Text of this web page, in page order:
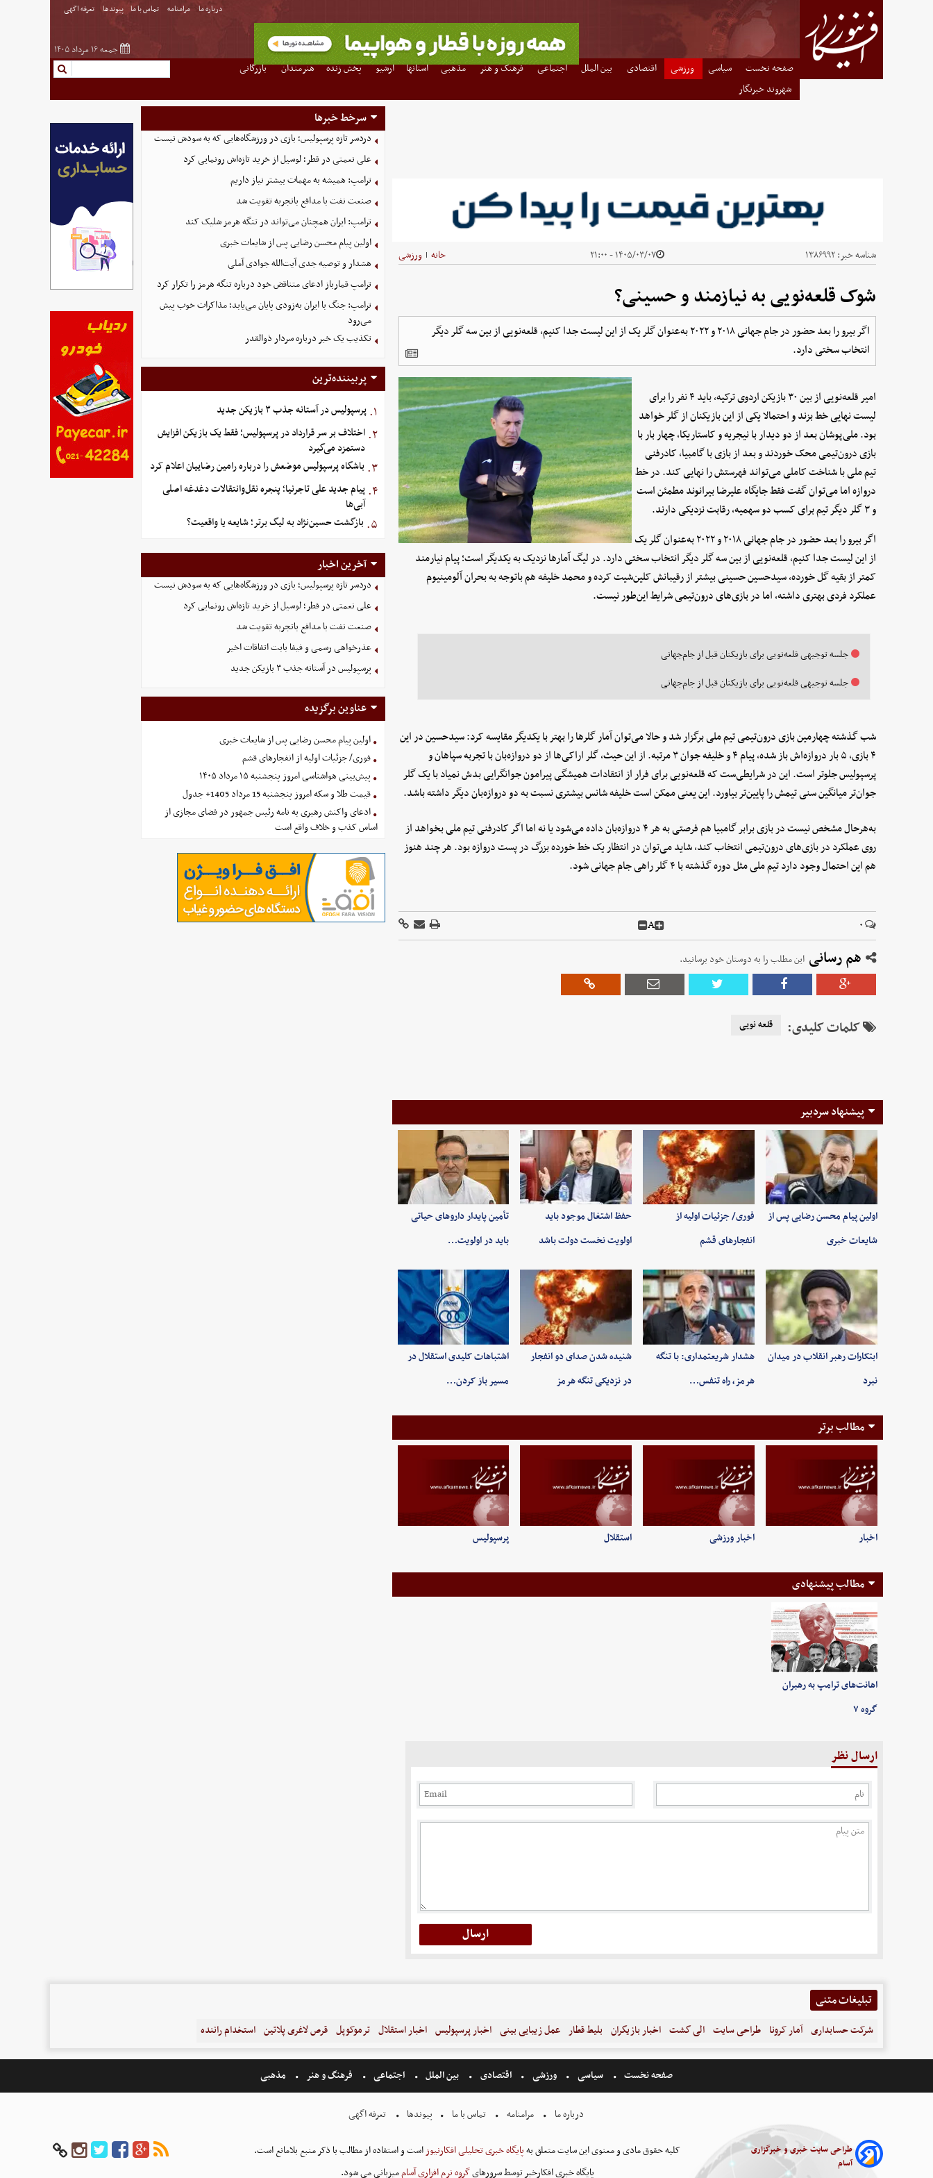
درباره ما مرامنامه تماس با ما پیوندها تعرفه اگهی
جمعه ۱۶ مرداد ۱۴۰۵
صفحه نخست سیاسی ورزشی اقتصادی بین الملل اجتماعی فرهنگ و هنر مذهبی استانها آرشیو پخش زنده هنرمندان
بازرگانی
شهروند خبرنگار
شناسه خبر:۱۳۸۶۹۹۲ ۱۴۰۵/۰۳/۰۷ - ۲۱:۰۰ خانه | ورزشی
شوک قلعه‌نویی به نیازمند و حسینی؟
اگر بیرو را بعد حضور در جام جهانی ۲۰۱۸ و ۲۰۲۲ به‌عنوان گلر یک از این لیست جدا کنیم، قلعه‌نویی از بین سه گلر دیگر
انتخاب سختی دارد.
امیر قلعه‌نویی از بین ۳۰ بازیکن اردوی ترکیه، باید ۴ نفر را برای
لیست نهایی خط بزند و احتمالا یکی از این بازیکنان از گلر خواهد
بود. ملی‌پوشان بعد از دو دیدار با نیجریه و کاستاریکا، چهار بار با
بازی درون‌تیمی محک خوردند و بعد از بازی با گامبیا، کادرفنی
تیم ملی با شناخت کاملی می‌تواند فهرستش را نهایی کند. در خط
دروازه اما می‌توان گفت فقط جایگاه علیرضا بیرانوند مطمئن است
و ۳ گلر دیگر تیم برای کسب دو سهمیه، رقابت نزدیکی دارند.
اگر بیرو را بعد حضور در جام جهانی ۲۰۱۸ و ۲۰۲۲ به‌عنوان گلر یک
از این لیست جدا کنیم، قلعه‌نویی از بین سه گلر دیگر انتخاب سختی دارد. در لیگ آمارها نزدیک به یکدیگر است؛ پیام نیارمند
کمتر از بقیه گل خورده، سیدحسین حسینی بیشتر از رقیبانش کلین‌شیت کرده و محمد خلیفه هم باتوجه به بحران آلومینیوم
عملکرد فردی بهتری داشته، اما در بازی‌های درون‌تیمی شرایط این‌طور نیست.
جلسه توجیهی قلعه‌نویی برای بازیکنان قبل از جام‌جهانی
جلسه توجیهی قلعه‌نویی برای بازیکنان قبل از جام‌جهانی
شب گذشته چهارمین بازی درون‌تیمی تیم ملی برگزار شد و حالا می‌توان آمار گلرها را بهتر با یکدیگر مقایسه کرد: سیدحسین در این
۴ بازی، ۵ بار دروازه‌اش باز شده، پیام ۴ و خلیفه جوان ۳ مرتبه. از این حیث، گلر اراکی‌ها از دو دروازه‌بان با تجربه سپاهان و
پرسپولیس جلوتر است. این در شرایطی‌ست که قلعه‌نویی برای فرار از انتقادات همیشگی پیرامون جوانگرایی بدش نمیاد با یک گلر
جوان‌تر میانگین سنی تیمش را پایین‌تر بیاورد. این یعنی ممکن است خلیفه شانس بیشتری نسبت به دو دروازه‌بان دیگر داشته باشد.
به‌هرحال مشخص نیست در بازی برابر گامبیا هم فرصتی به هر ۴ دروازه‌بان داده می‌شود یا نه اما اگر کادرفنی تیم ملی بخواهد از
روی عملکرد در بازی‌های درون‌تیمی انتخاب کند، شاید می‌توان در انتظار یک خط خورده بزرگ در پست دروازه بود. هر چند هنوز
هم این احتمال وجود دارد تیم ملی مثل دوره گذشته با ۴ گلر راهی جام جهانی شود.
۰ A
هم رسانی این مطلب را به دوستان خود برسانید.
کلمات کلیدی: قلعه نویی
پیشنهاد سردبیر
اولین پیام محسن رضایی پس از
شایعات خبری
فوری/ جزئیات اولیه از
انفجارهای قشم
حفظ اشتغال موجود باید
اولویت نخست دولت باشد
تأمین پایدار داروهای حیاتی
باید در اولویت…
ابتکارات رهبر انقلاب در میدان
نبرد
هشدار شریعتمداری: با تنگه
هرمز، راه تنفس…
شنیده شدن صدای دو انفجار
در نزدیکی تنگه هرمز
اشتباهات کلیدی استقلال در
مسیر باز کردن…
مطالب برتر
اخبار اخبار ورزشی استقلال پرسپولیس
مطالب پیشنهادی
اهانت‌های ترامپ به رهبران
گروه ۷
ارسال نظر
سرخط خبرها
دردسر تازه پرسپولیس؛ بازی در ورزشگاه‌هایی که به سودش نیست
علی نعمتی در قطر؛ لوسیل از خرید تازه‌اش رونمایی کرد
ترامپ: همیشه به مهمات بیشتر نیاز داریم
صنعت نفت با مدافع باتجربه تقویت شد
ترامپ: ایران همچنان می‌تواند در تنگه هرمز شلیک کند
اولین پیام محسن رضایی پس از شایعات خبری
هشدار و توصیه جدی آیت‌الله جوادی آملی
ترامپ قمارباز ادعای متناقض خود درباره تنگه هرمز را تکرار کرد
ترامپ: جنگ با ایران به‌زودی پایان می‌یابد؛ مذاکرات خوب پیش
می‌رود
تکذیب یک خبر درباره سردار ذوالقدر
پربیننده‌ترین
۱. پرسپولیس در آستانه جذب ۳ بازیکن جدید
۲. اختلاف بر سر قرارداد در پرسپولیس؛ فقط یک بازیکن افزایش
دستمزد می‌گیرد
۳. باشگاه پرسپولیس موضعش را درباره رامین رضاییان اعلام کرد
۴. پیام جدید علی تاجرنیا؛ پنجره نقل‌وانتقالات دغدغه اصلی
آبی‌ها
۵. بازگشت حسین‌نژاد به لیگ برتر؛ شایعه یا واقعیت؟
آخرین اخبار
دردسر تازه پرسپولیس؛ بازی در ورزشگاه‌هایی که به سودش نیست
علی نعمتی در قطر؛ لوسیل از خرید تازه‌اش رونمایی کرد
صنعت نفت با مدافع باتجربه تقویت شد
عذرخواهی رسمی و فیفا بابت اتفاقات اخیر
پرسپولیس در آستانه جذب ۳ بازیکن جدید
عناوین برگزیده
اولین پیام محسن رضایی پس از شایعات خبری
فوری/ جزئیات اولیه از انفجارهای قشم
پیش‌بینی هواشناسی امروز پنجشنبه ۱۵ مرداد ۱۴۰۵
قیمت طلا و سکه امروز پنجشنبه 15 مرداد 1405+ جدول
ادعای واکنش رهبری به نامه رئیس جمهور در فضای مجازی از
اساس کذب و خلاف واقع است
تبلیغات متنی
شرکت حسابداری آمار کرونا طراحی سایت الی گشت اخبار بازیگران بلیط قطار عمل زیبایی بینی اخبار پرسپولیس اخبار استقلال ترموکوپل قرص لاغری پلاتین استخدام راننده
صفحه نخست سیاسی ورزشی اقتصادی بین الملل اجتماعی فرهنگ و هنر مذهبی
درباره ما مرامنامه تماس با ما پیوندها تعرفه اگهی
طراحی سایت خبری و خبرگزاری
آسام
کلیه حقوق مادی و معنوی این سایت متعلق بهپایگاه خبری تحلیلی افکارنیوزاست و استفاده از مطالب با ذکر منبع بلامانع است.
پایگاه خبری افکارخبر توسط سرورهایگروه نرم افزاری آساممیزبانی می شود.